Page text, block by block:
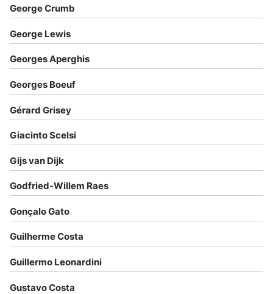
George Crumb
George Lewis
Georges Aperghis
Georges Boeuf
Gérard Grisey
Giacinto Scelsi
Gijs van Dijk
Godfried-Willem Raes
Gonçalo Gato
Guilherme Costa
Guillermo Leonardini
Gustavo Costa